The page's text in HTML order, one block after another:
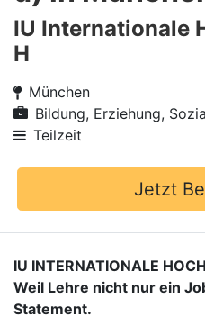
IU Internationale
H
München
Bildung, Erziehung,
Teilzeit
Jetzt
IU INTERNATIONALE
Weil Lehre nicht nur ein
Statement.